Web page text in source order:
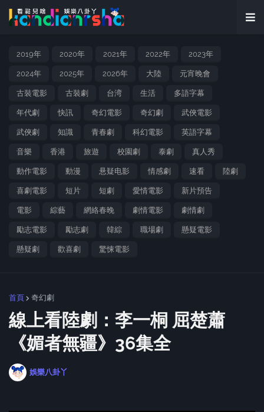
2019年 2020年 2021年 2022年 2023年
2024年 2025年 2026年 大陸 元宵晚會
古裝電影 古裝劇 台湾 生活 多語字幕
年代劇 快訊 奇幻電影 奇幻劇 武俠電影
武俠劇 知識 青春劇 科幻電影 英語字幕
音樂 香港 旅遊 校園劇 泰劇 真人秀
動作電影 動漫 悬疑电影 情感劇 速看 陸劇
喜劇電影 短片 短劇 愛情電影 新片預告
電影 綜藝 網絡春晚 劇情電影 劇情劇
勵志電影 勵志劇 韓綜 職場劇 懸疑電影
懸疑劇 歡喜劇 驚悚電影
首頁 奇幻劇
線上看陸劇：李一桐 屈楚蕭
《媚者無疆》36集全
娛樂八卦丫